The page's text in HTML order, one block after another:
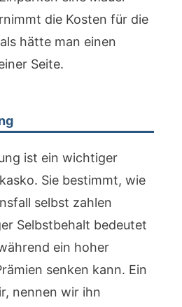
die Kosten für die
hätte man einen
Seite.
ist ein wichtiger
Sie bestimmt, wie
selbst zahlen
Selbstbehalt bedeutet
ein hoher
senken kann. Ein
nennen wir ihn